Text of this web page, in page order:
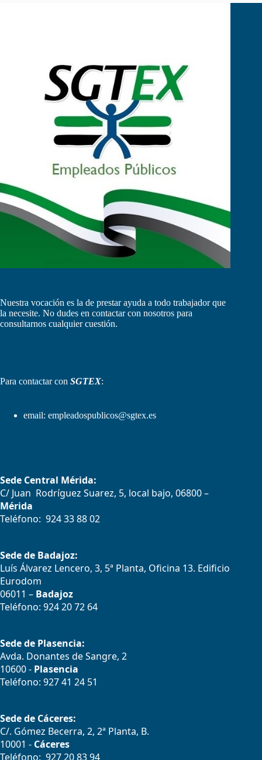
Nuestra vocación es la de prestar ayuda a todo trabajador que
la necesite. No dudes en contactar con nosotros para
consultarnos cualquier cuestión.
Para contactar con SGTEX:
email: empleadospublicos@sgtex.es
Sede Central Mérida:
C/ Juan Rodríguez Suarez, 5, local bajo, 06800 –
Mérida
Teléfono: 924 33 88 02
Sede de Badajoz:
Luís Álvarez Lencero, 3, 5ª Planta, Oficina 13. Edificio
Eurodom
06011 – Badajoz
Teléfono: 924 20 72 64
Sede de Plasencia:
Avda. Donantes de Sangre, 2
10600 - Plasencia
Teléfono: 927 41 24 51
Sede de Cáceres:
C/. Gómez Becerra, 2, 2ª Planta, B.
10001 - Cáceres
Teléfono: 927 20 83 94